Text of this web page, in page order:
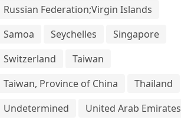
Russian Federation;Virgin Islands
Samoa
Seychelles
Singapore
Switzerland
Taiwan
Taiwan, Province of China
Thailand
Undetermined
United Arab Emirates